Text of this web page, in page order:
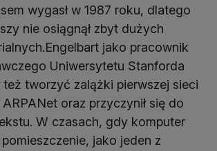
wygasł w 1987 roku, dlatego
nie osiągnął zbyt dużych
jako pracownik
Uniwersytetu Stanforda
też tworzyć zalążki pierwszej sieci
oraz przyczynił się do
W czasach, gdy komputer
pomieszczenie, jako jeden z